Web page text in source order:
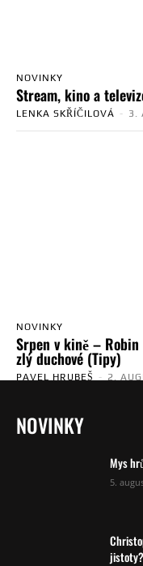
NOVINKY
Stream, kino a
LENKA SKŘÍČILOVÁ - 3.
NOVINKY
Srpen v kině –
zlý duchové (Tipy)
PAVEL HRUBEŠ - 2.
NOVINKY
Mys
5.